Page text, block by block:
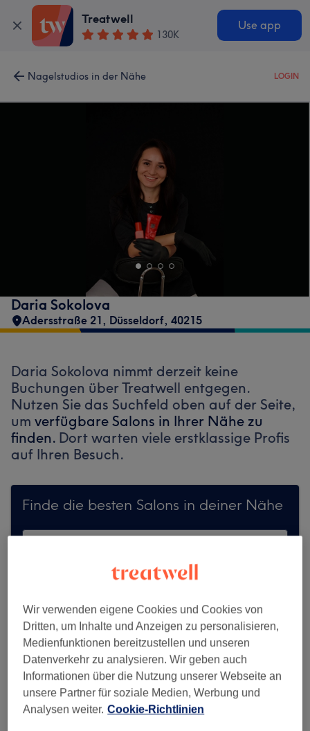
Treatwell
130K
Use app
Nagelstudios in der Nähe LOGIN
Daria Sokolova
Adersstraße 21, Düsseldorf, 40215
Daria Sokolova nimmt derzeit keine
Buchungen über Treatwell entgegen.
Nutzen Sie das Suchfeld oben auf der Seite,
um verfügbare Salons in Ihrer Nähe zu
finden. Dort warten viele erstklassige Profis
auf Ihren Besuch.
Finde die besten Salons in deiner Nähe
Auf Treatwell finden
Mehr Salons anzeigen
Wir verwenden eigene Cookies und Cookies von
Dritten, um Inhalte und Anzeigen zu personalisieren,
Medienfunktionen bereitzustellen und unseren
Datenverkehr zu analysieren. Wir geben auch
Informationen über die Nutzung unserer Webseite an
unsere Partner für soziale Medien, Werbung und
Analysen weiter. Cookie-Richtlinien